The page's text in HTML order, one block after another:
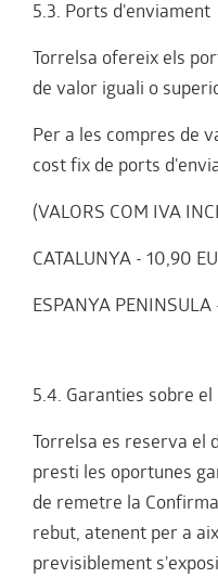
5.3. Ports d'enviament
Torrelsa ofereix els
de valor iguali o
Per a les compres de
cost fix de ports
(VALORS COM IVA
CATALUNYA - 10,90
ESPANYA PENINSULA
5.4. Garanties sobre
Torrelsa es reserva el
presti les oportunes
de remetre la
rebut, atenent per a
previsiblement